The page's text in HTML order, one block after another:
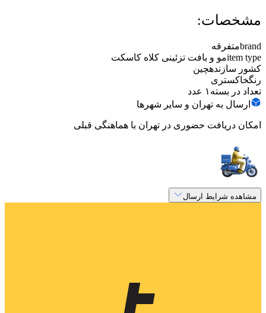
مشخصات:
brandمتفرقه
item typeمو و بافت تزئینی کلاه کاسکت
کشور سازندهچین
رنگخاکستری
تعداد در بسته ۱ عدد
ارسال به تهران و سایر شهرها
امکان دریافت حضوری در تهران با هماهنگی قبلی
مشاهده شرایط ارسال